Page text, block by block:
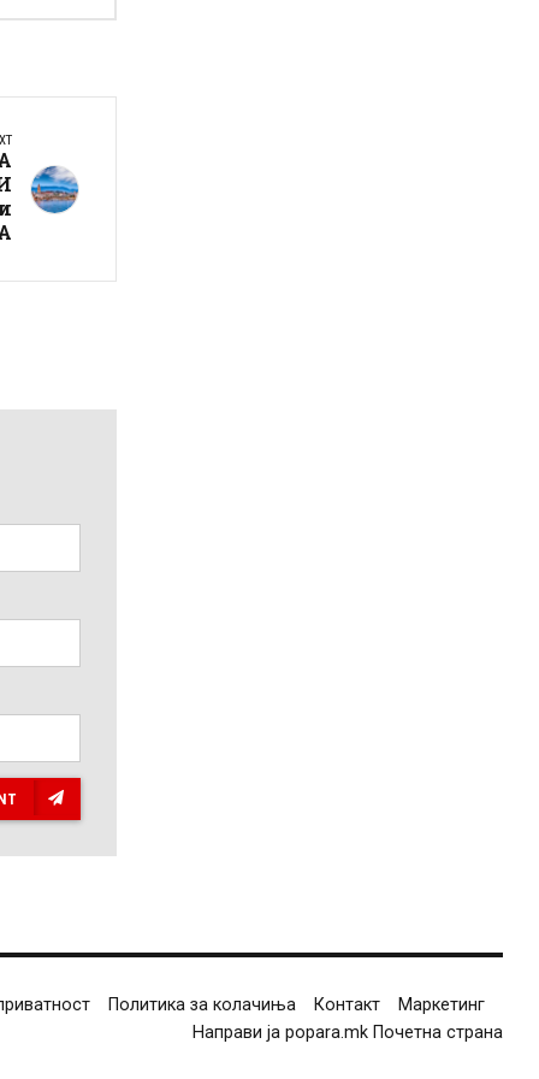
Политика за колачиња Контакт
Маркетинг
Направи ја popara.mk Почетна страна